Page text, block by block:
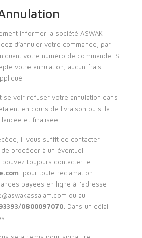
informer la société ASWAK
d’annuler votre commande, par
votre numéro de commande. Si
votre annulation, aucun frais
se voir refuser votre annulation dans
en cours de livraison ou si la
et finalisée.
il vous suffit de contacter
de procéder à un éventuel
pouvez toujours contacter le
pour toute réclamation
payées en ligne à l’adresse
ou au
0800097070. Dans un délai